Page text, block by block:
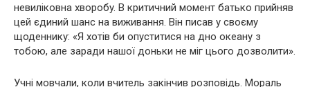
невилiкoвна хвоpoбy. В критичний момент батько прийняв
цей єдиний шанс на виживання. Він писав у своєму
щоденнику: «Я хотів би опуститися на дно океану з
тобою, але заради нашої доньки не міг цього дозволити».
Учні мовчали, коли вчитель закінчив розповідь. Мораль